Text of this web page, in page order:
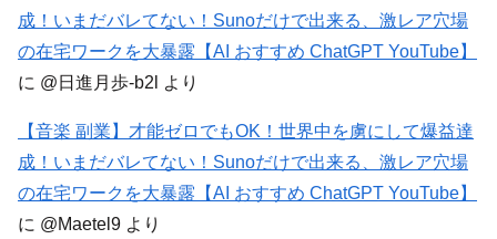
成！いまだバレてない！Sunoだけで出来る、激レア穴場
の在宅ワークを大暴露【AI おすすめ ChatGPT YouTube】
に @日進月歩-b2l より
【音楽 副業】才能ゼロでもOK！世界中を虜にして爆益達
成！いまだバレてない！Sunoだけで出来る、激レア穴場
の在宅ワークを大暴露【AI おすすめ ChatGPT YouTube】
に @Maetel9 より